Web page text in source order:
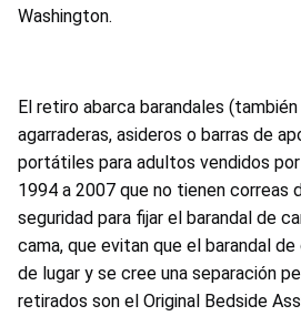
Washington.
El retiro abarca barandales
agarraderas, asideros o barras de
portátiles para adultos vendidos
1994 a 2007 que no tienen correas
seguridad para fijar el barandal de
cama, que evitan que el barandal
de lugar y se cree una separación
retirados son el Original Bedside